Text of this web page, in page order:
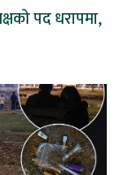
पद धरापमा,